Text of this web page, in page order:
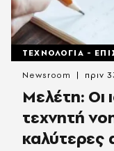
ΤΕΧΝΟΛΟΓΙΑ -
Μελέτη: Οι
τεχνητή
καλύτερες
Newsroom πριν